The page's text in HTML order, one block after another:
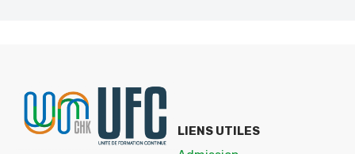
LIENS UTILES